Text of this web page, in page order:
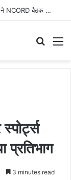
उत्तराखंड में ड्रग्स के खिलाफ सख्ती बढ़ेगी, मुख्य सचिव ने NCORD बैठक में दिए कड़े निर्देश
प्रतिभाग
3 minutes read